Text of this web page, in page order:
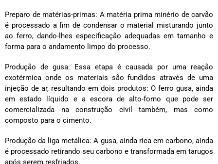
Preparo de matérias-primas: A matéria prima minério de carvão
é processado a fim de condensar o material misturando junto
ao ferro, dando-lhes especificação adequadas em tamanho e
forma para o andamento limpo do processo.
Produção de gusa: Essa etapa é causada por uma reação
exotérmica onde os materiais são fundidos através de uma
injeção de ar, resultando em dois produtos: O ferro gusa, ainda
em estado líquido e a escora de alto-forno que pode ser
comercializada na construção civil também, mas como
composto para o cimento.
Produção da liga metálica: A gusa, ainda rica em carbono, ainda
é processado retirando seu carbono e transformada em tarugos
após serem resfriados.